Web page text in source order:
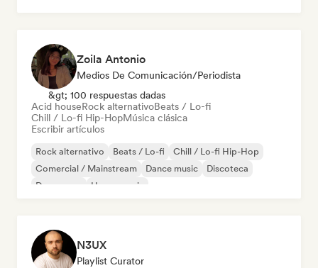
Zoila Antonio
Medios De Comunicación/Periodista
&gt; 100 respuestas dadas
Acid houseRock alternativoBeats / Lo-fi
Chill / Lo-fi Hip-HopMúsica clásica
Escribir artículos
Rock alternativo Beats / Lo-fi
Chill / Lo-fi Hip-Hop
Comercial / Mainstream
Dance music
Discoteca
Dream pop
House music
N3UX
Playlist Curator